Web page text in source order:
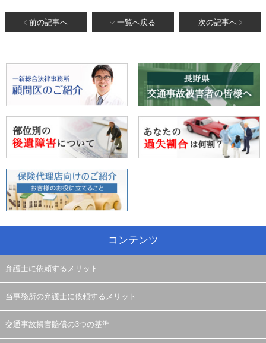
前の記事へ 一覧へ戻る 次の記事へ
コンテンツ
弁護士に依頼するメリット
当事務所の弁護士に依頼するメリット
交通事故損害賠償の3つの基準